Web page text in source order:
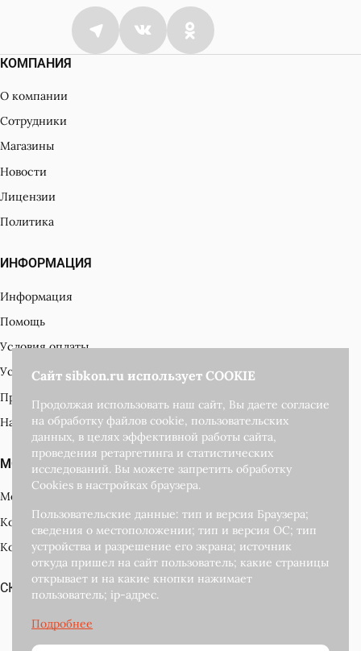
КОМПАНИЯ
О компании
Сотрудники
Магазины
Новости
Лицензии
Политика
ИНФОРМАЦИЯ
Информация
Помощь
Условия оплаты
Условия доставки
Производители
Наши награды
МОЙ КАБИНЕТ
Мой кабинет
Корзина
Контакты
СКАЧАТЬ КАТАЛОГ ПОДАРКОВ
поддержка сайта
Сайт sibkon.ru использует COOKIE
Продолжая использовать наш сайт, Вы даете согласие
на обработку файлов cookie, пользовательских
данных, в целях эффективной работы сайта,
проведения ретаргетинга и статистических
исследований. Вы можете запретить обработку
Cookies в настройках браузера.
Пользовательские данные: тип и версия Браузера;
сведения о местоположении; тип и версия ОС; тип
устройства и разрешение его экрана; источник
откуда пришел на сайт пользователь; какие страницы
открывает и на какие кнопки нажимает
пользователь; ip-адрес.